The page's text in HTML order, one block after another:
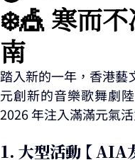
❄️🎪 寒而
南
踏入新的一年，香港藝
元創新的音樂歌舞劇
2026 年注入滿滿元氣
1. 大型活動 【 AIA